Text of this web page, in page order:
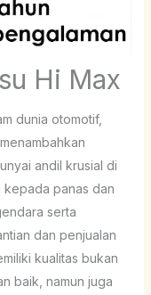
Hi Max
dunia otomotif,
andil krusial di
kepada panas dan
serta
dan penjualan
kualitas bukan
baik, namun juga